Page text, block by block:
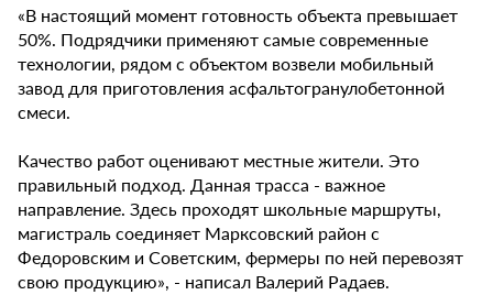
«В настоящий момент готовность объекта превышает
50%. Подрядчики применяют самые современные
технологии, рядом с объектом возвели мобильный
завод для приготовления асфальтогранулобетонной
смеси.
Качество работ оценивают местные жители. Это
правильный подход. Данная трасса - важное
направление. Здесь проходят школьные маршруты,
магистраль соединяет Марксовский район с
Федоровским и Советским, фермеры по ней перевозят
свою продукцию», - написал Валерий Радаев.